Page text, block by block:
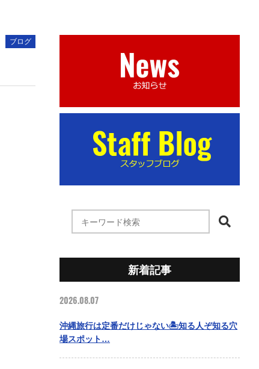
ブログ
新着記事
2026.08.07
沖縄旅行は定番だけじゃない🏝️知る人ぞ知る穴
場スポット…